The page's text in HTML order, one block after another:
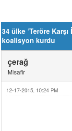
34 ülke ‘Teröre
koalisyon kurdu
çerağ
Misafir
12-17-2015, 10:24 PM